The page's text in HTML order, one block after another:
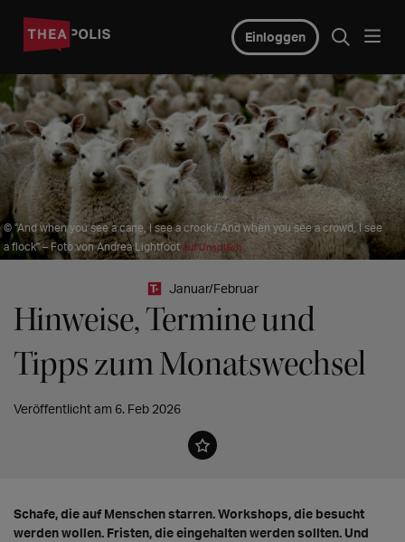
Einloggen
© "And when you see a cane, I see a crock / And when you see a crowd, I see
a flock" – Foto von Andrea Lightfoot auf Unsplash
Januar/Februar
Hinweise, Termine und
Tipps zum Monatswechsel
Veröffentlicht am 6. Feb 2026
Schafe, die auf Menschen starren. Workshops, die besucht
werden wollen. Fristen, die eingehalten werden sollten. Und